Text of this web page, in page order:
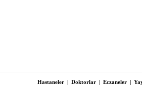
Hastaneler | Doktorlar | Eczaneler |